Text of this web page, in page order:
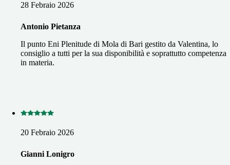
28 Febraio 2026
Antonio Pietanza
Il punto Eni Plenitude di Mola di Bari gestito da Valentina, lo
consiglio a tutti per la sua disponibilità e soprattutto competenza
in materia.
20 Febraio 2026
Gianni Lonigro